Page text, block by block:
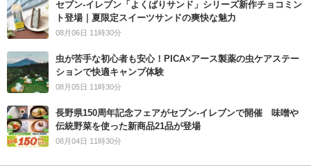
セブン‐イレブン「よくばりサンド」シリーズ新作チョコミン
ト登場｜夏限定スイーツサンドの爽快な魅力
08月06日 11時30分
虫が苦手な初心者も安心！PICA×アース製薬の虫ケアステー
ションで快適キャンプ体験
08月05日 11時30分
長野県150周年記念フェアがセブン-イレブンで開催 味噌や
伝統野菜を使った新商品21品が登場
08月04日 11時30分